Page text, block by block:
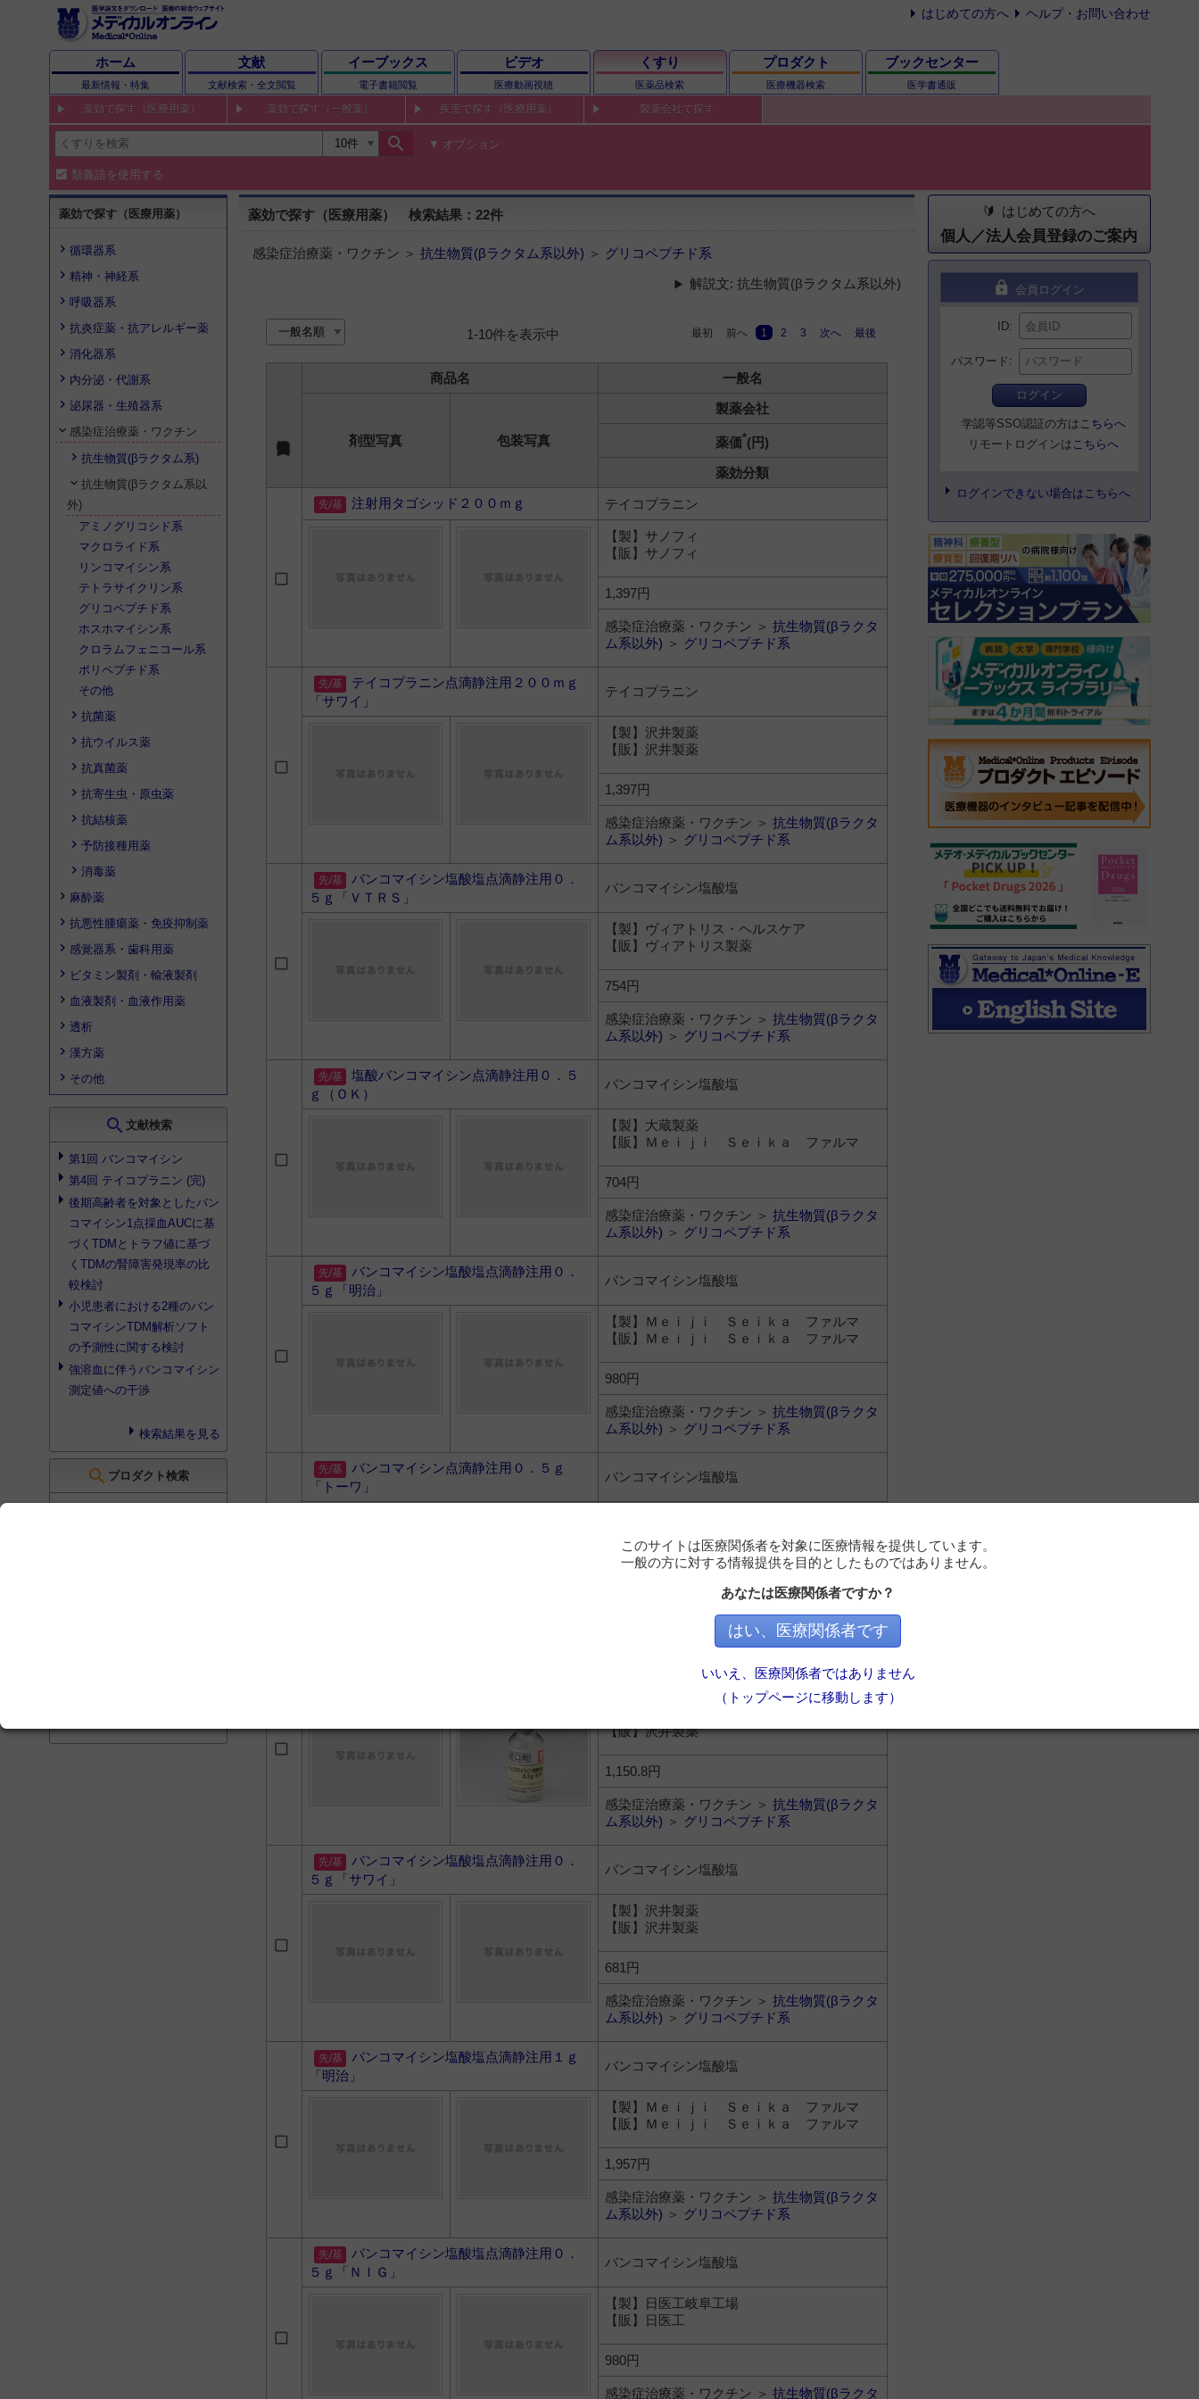
はじめての方へ ヘルプ・お問い合わせ
ホーム
最新情報・特集
文献
文献検索・全文閲覧
イーブックス
電子書籍閲覧
ビデオ
医療動画視聴
くすり
医薬品検索
プロダクト
医療機器検索
ブックセンター
医学書通販
薬効で探す（医療用薬） 薬効で探す（一般薬） 疾患で探す（医療用薬） 製薬会社で探す
search オプション
類義語を使用する
薬効で探す（医療用薬）
循環器系
精神・神経系
呼吸器系
抗炎症薬・抗アレルギー薬
消化器系
内分泌・代謝系
泌尿器・生殖器系
感染症治療薬・ワクチン
抗生物質(βラクタム系)
抗生物質(βラクタム系以
外)
アミノグリコシド系
マクロライド系
リンコマイシン系
テトラサイクリン系
グリコペプチド系
ホスホマイシン系
クロラムフェニコール系
ポリペプチド系
その他
抗菌薬
抗ウイルス薬
抗真菌薬
抗寄生虫・原虫薬
抗結核薬
予防接種用薬
消毒薬
麻酔薬
抗悪性腫瘍薬・免疫抑制薬
感覚器系・歯科用薬
ビタミン製剤・輸液製剤
血液製剤・血液作用薬
透析
漢方薬
その他
search 文献検索
第1回 バンコマイシン
第4回 テイコプラニン (完)
後期高齢者を対象としたバン
コマイシン1点採血AUCに基
づくTDMとトラフ値に基づ
くTDMの腎障害発現率の比
較検討
小児患者における2種のバン
コマイシンTDM解析ソフト
の予測性に関する検討
強溶血に伴うバンコマイシン
測定値への干渉
検索結果を見る
search プロダクト検索
薬効で探す（医療用薬） 検索結果：22件
感染症治療薬・ワクチン ＞ 抗生物質(βラクタム系以外) ＞ グリコペプチド系
解説文: 抗生物質(βラクタム系以外)
1-10件を表示中 最初 前へ 1 2 3 次へ 最後
商品名 一般名
剤型写真 包装写真
製薬会社
薬価*(円)
薬効分類
注射用タゴシッド２００ｍｇ
テイコプラニン
【製】サノフィ
【販】サノフィ
1,397円
感染症治療薬・ワクチン ＞ 抗生物質(βラクタ
ム系以外) ＞ グリコペプチド系
テイコプラニン点滴静注用２００ｍｇ
「サワイ」
テイコプラニン
【製】沢井製薬
【販】沢井製薬
1,397円
感染症治療薬・ワクチン ＞ 抗生物質(βラクタ
ム系以外) ＞ グリコペプチド系
バンコマイシン塩酸塩点滴静注用０．
５ｇ「ＶＴＲＳ」
バンコマイシン塩酸塩
【製】ヴィアトリス・ヘルスケア
【販】ヴィアトリス製薬
754円
感染症治療薬・ワクチン ＞ 抗生物質(βラクタ
ム系以外) ＞ グリコペプチド系
塩酸バンコマイシン点滴静注用０．５
ｇ（ＯＫ）
バンコマイシン塩酸塩
【製】大蔵製薬
【販】Ｍｅｉｊｉ Ｓｅｉｋａ ファルマ
704円
感染症治療薬・ワクチン ＞ 抗生物質(βラクタ
ム系以外) ＞ グリコペプチド系
バンコマイシン塩酸塩点滴静注用０．
５ｇ「明治」
バンコマイシン塩酸塩
【製】Ｍｅｉｊｉ Ｓｅｉｋａ ファルマ
【販】Ｍｅｉｊｉ Ｓｅｉｋａ ファルマ
980円
感染症治療薬・ワクチン ＞ 抗生物質(βラクタ
ム系以外) ＞ グリコペプチド系
バンコマイシン点滴静注用０．５ｇ
「トーワ」
バンコマイシン塩酸塩
グリコペプチド系
バンコマイシン塩酸塩
【販】沢井製薬
1,150.8円
感染症治療薬・ワクチン ＞ 抗生物質(βラクタ
ム系以外) ＞ グリコペプチド系
バンコマイシン塩酸塩点滴静注用０．
５ｇ「サワイ」
バンコマイシン塩酸塩
【製】沢井製薬
【販】沢井製薬
681円
感染症治療薬・ワクチン ＞ 抗生物質(βラクタ
ム系以外) ＞ グリコペプチド系
バンコマイシン塩酸塩点滴静注用１ｇ
「明治」
バンコマイシン塩酸塩
【製】Ｍｅｉｊｉ Ｓｅｉｋａ ファルマ
【販】Ｍｅｉｊｉ Ｓｅｉｋａ ファルマ
1,957円
感染症治療薬・ワクチン ＞ 抗生物質(βラクタ
ム系以外) ＞ グリコペプチド系
バンコマイシン塩酸塩点滴静注用０．
５ｇ「ＮＩＧ」
バンコマイシン塩酸塩
【製】日医工岐阜工場
【販】日医工
980円
感染症治療薬・ワクチン ＞ 抗生物質(βラクタ
はじめての方へ
個人／法人会員登録のご案内
lock 会員ログイン
ID
パスワード
ログイン
学認等SSO認証の方は こちらへ
リモートログインは こちらへ
ログインできない場合はこちらへ
このサイトは医療関係者を対象に医療情報を提供しています。
一般の方に対する情報提供を目的としたものではありません。
あなたは医療関係者ですか？
はい、医療関係者です
いいえ、医療関係者ではありません
（トップページに移動します）